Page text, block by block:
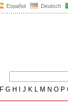
Español Deutsch
F G H J K L M N O P